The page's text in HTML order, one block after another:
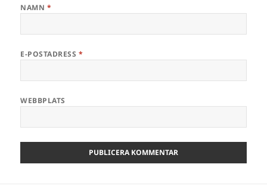
NAMN *
E-POSTADRESS *
WEBBPLATS